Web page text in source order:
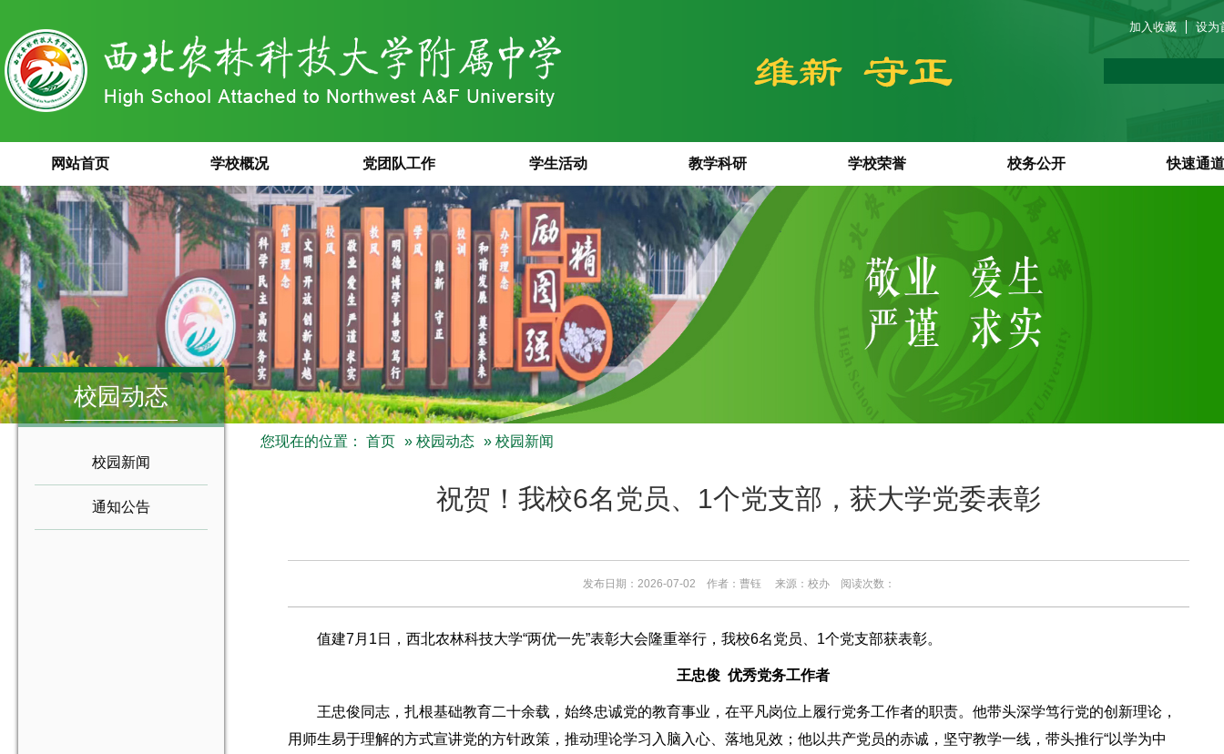
加入收藏 设为
网站首页 学校概况 党团队工作 学生活动 教学科研 学校荣誉 校务公开 快速通道
校园动态
校园新闻
通知公告
您现在的位置： 首页 » 校园动态 » 校园新闻
祝贺！我校6名党员、1个党支部，获大学党委表彰
发布日期：2026-07-02 作者：曹钰 来源：校办 阅读次数：
值建7月1日，西北农林科技大学“两优一先”表彰大会隆重举行，我校6名党员、1个党支部获表彰。
王忠俊 优秀党务工作者
王忠俊同志，扎根基础教育二十余载，始终忠诚党的教育事业，在平凡岗位上履行党务工作者的职责。他带头深学笃行党的创新理论，
用师生易于理解的方式宣讲党的方针政策，推动理论学习入脑入心、落地见效；他以共产党员的赤诚，坚守教学一线，带头推行“以学为中